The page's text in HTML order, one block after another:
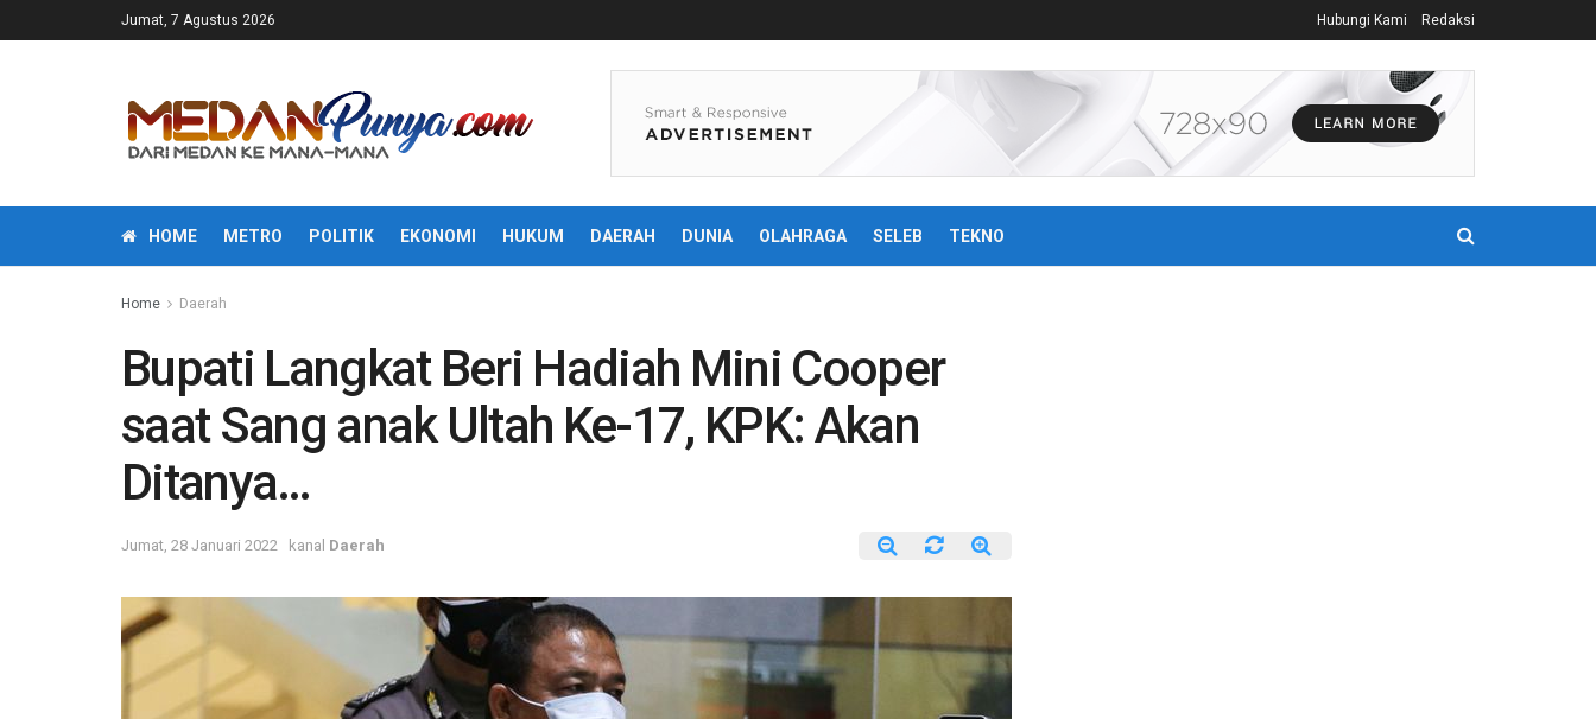
Jumat, 7 Agustus 2026 Hubungi Kami Redaksi
HOME METRO POLITIK EKONOMI HUKUM DAERAH DUNIA OLAHRAGA SELEB TEKNO
Home Daerah
Bupati Langkat Beri Hadiah Mini Cooper
saat Sang anak Ultah Ke-17, KPK: Akan
Ditanya…
Jumat, 28 Januari 2022 kanal Daerah